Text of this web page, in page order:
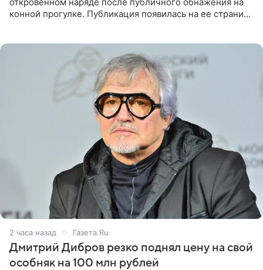
конной прогулке. Публикация появилась на ее странице
2 часа назад Газета.Ru
Дмитрий Дибров резко поднял цену на свой
особняк на 100 млн рублей